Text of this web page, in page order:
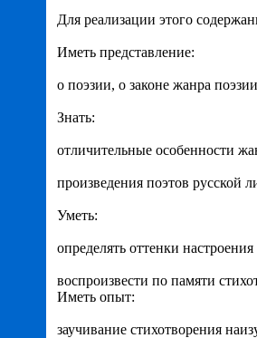
Для реализации этого
Иметь представление:
о поэзии, о законе жанра
Знать:
отличительные особенности
произведения поэтов русской
Уметь:
определять оттенки
воспроизвести по памяти
Иметь опыт:
заучивание стихотворения